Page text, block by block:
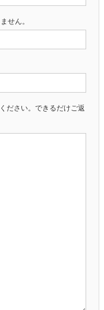
せん。
さい。できるだけご返